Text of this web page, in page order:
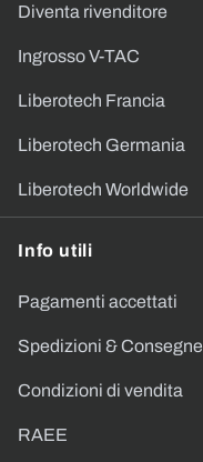
Diventa rivenditore
Ingrosso V-TAC
Liberotech Francia
Liberotech Germania
Liberotech Worldwide
Info utili
Pagamenti accettati
Spedizioni & Consegne
Condizioni di vendita
RAEE